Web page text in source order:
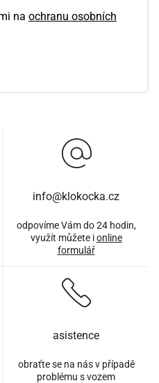
na ochranu osobních
info@klokocka.cz
odpovíme Vám do 24 hodin,
využít můžete ionline
formulář
asistence
obraťte se na nás v případě
problému s vozem